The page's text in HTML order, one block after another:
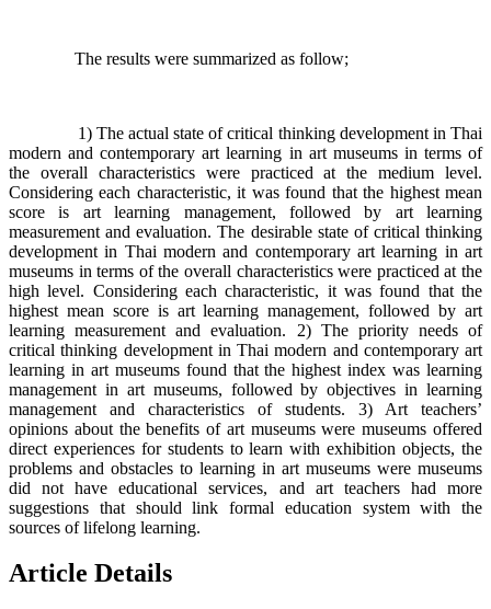
The results were summarized as follow;
1) The actual state of critical thinking development in Thai
modern and contemporary art learning in art museums in terms of
the overall characteristics were practiced at the medium level.
Considering each characteristic, it was found that the highest mean
score is art learning management, followed by art learning
measurement and evaluation. The desirable state of critical thinking
development in Thai modern and contemporary art learning in art
museums in terms of the overall characteristics were practiced at the
high level. Considering each characteristic, it was found that the
highest mean score is art learning management, followed by art
learning measurement and evaluation. 2) The priority needs of
critical thinking development in Thai modern and contemporary art
learning in art museums found that the highest index was learning
management in art museums, followed by objectives in learning
management and characteristics of students. 3) Art teachers’
opinions about the benefits of art museums were museums offered
direct experiences for students to learn with exhibition objects, the
problems and obstacles to learning in art museums were museums
did not have educational services, and art teachers had more
suggestions that should link formal education system with the
sources of lifelong learning.
Article Details